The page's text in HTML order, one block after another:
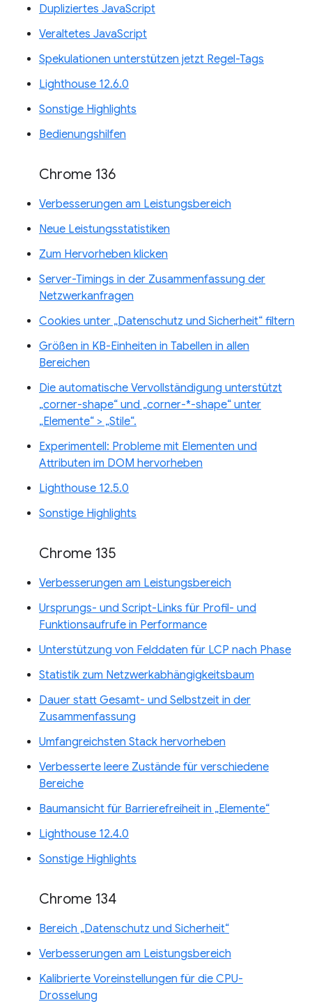
Dupliziertes JavaScript
Veraltetes JavaScript
Spekulationen unterstützen jetzt Regel-Tags
Lighthouse 12.6.0
Sonstige Highlights
Bedienungshilfen
Chrome 136
Verbesserungen am Leistungsbereich
Neue Leistungsstatistiken
Zum Hervorheben klicken
Server-Timings in der Zusammenfassung der
Netzwerkanfragen
Cookies unter „Datenschutz und Sicherheit“ filtern
Größen in KB-Einheiten in Tabellen in allen
Bereichen
Die automatische Vervollständigung unterstützt
„corner-shape“ und „corner-*-shape“ unter
„Elemente“ > „Stile“.
Experimentell: Probleme mit Elementen und
Attributen im DOM hervorheben
Lighthouse 12.5.0
Sonstige Highlights
Chrome 135
Verbesserungen am Leistungsbereich
Ursprungs- und Script-Links für Profil- und
Funktionsaufrufe in Performance
Unterstützung von Felddaten für LCP nach Phase
Statistik zum Netzwerkabhängigkeitsbaum
Dauer statt Gesamt- und Selbstzeit in der
Zusammenfassung
Umfangreichsten Stack hervorheben
Verbesserte leere Zustände für verschiedene
Bereiche
Baumansicht für Barrierefreiheit in „Elemente“
Lighthouse 12.4.0
Sonstige Highlights
Chrome 134
Bereich „Datenschutz und Sicherheit“
Verbesserungen am Leistungsbereich
Kalibrierte Voreinstellungen für die CPU-
Drosselung